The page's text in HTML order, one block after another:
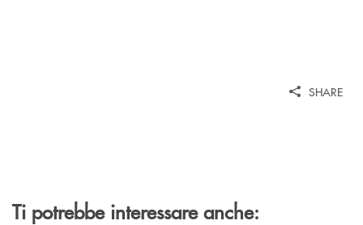
SHARE
Ti potrebbe interessare anche: